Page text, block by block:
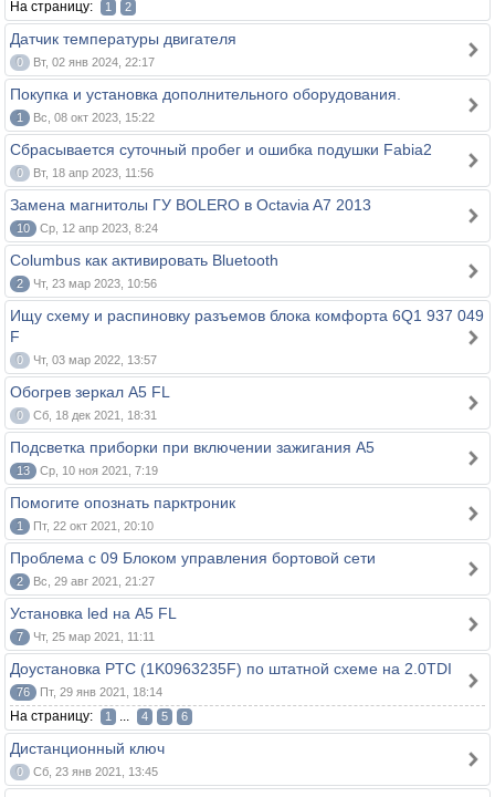
На страницу: 1 2
Датчик температуры двигателя
0 Вт, 02 янв 2024, 22:17
Покупка и установка дополнительного оборудования.
1 Вс, 08 окт 2023, 15:22
Сбрасывается суточный пробег и ошибка подушки Fabia2
0 Вт, 18 апр 2023, 11:56
Замена магнитолы ГУ BOLERO в Octavia A7 2013
10 Ср, 12 апр 2023, 8:24
Columbus как активировать Bluetooth
2 Чт, 23 мар 2023, 10:56
Ищу схему и распиновку разъемов блока комфорта 6Q1 937 049
F
0 Чт, 03 мар 2022, 13:57
Обогрев зеркал А5 FL
0 Сб, 18 дек 2021, 18:31
Подсветка приборки при включении зажигания A5
13 Ср, 10 ноя 2021, 7:19
Помогите опознать парктроник
1 Пт, 22 окт 2021, 20:10
Проблема с 09 Блоком управления бортовой сети
2 Вс, 29 авг 2021, 21:27
Установка led на А5 FL
7 Чт, 25 мар 2021, 11:11
Доустановка PTC (1K0963235F) по штатной схеме на 2.0TDI
76 Пт, 29 янв 2021, 18:14
На страницу: 1 ... 4 5 6
Дистанционный ключ
0 Сб, 23 янв 2021, 13:45